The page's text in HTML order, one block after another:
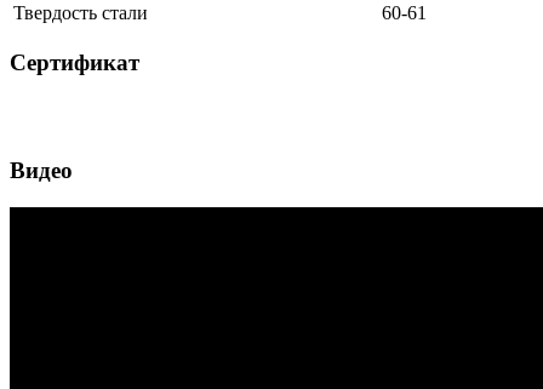
Твердость стали
60-61
Сертификат
Видео